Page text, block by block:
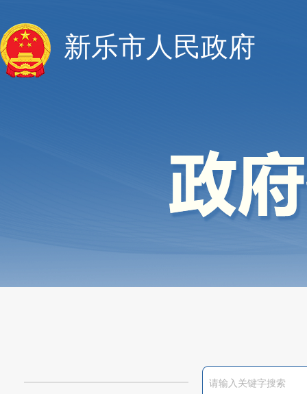
新乐市人民政府